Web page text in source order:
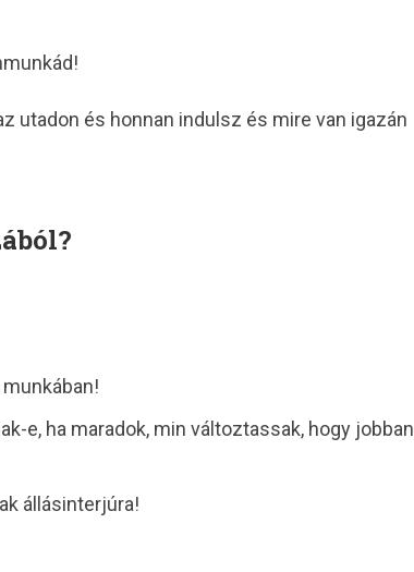
utadon és honnan indulsz és mire van igazán
e, ha maradok, min változtassak, hogy jobban
állásinterjúra!